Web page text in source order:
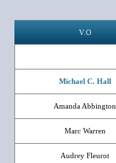
V.O
Michael C. Hall
Amanda Abbington
Marc Warren
Audrey Fleurot